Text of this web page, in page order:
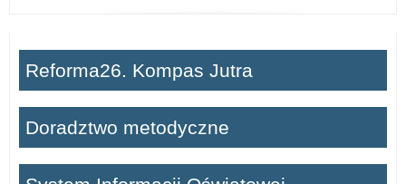
Reforma26. Kompas Jutra
Doradztwo metodyczne